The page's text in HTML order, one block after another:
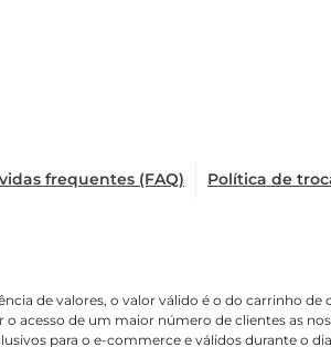
frequentes (FAQ) Política de
de valores, o valor válido é o do carrinho
o acesso de um maior número de clientes as
para o e-commerce e válidos durante o